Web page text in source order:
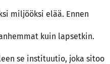
miljööksi elää. Ennen
kuin lapsetkin.
se instituutio, joka sitoo